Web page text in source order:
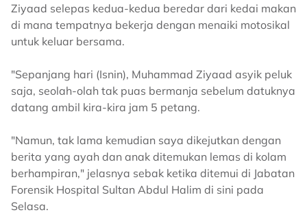
Ziyaad selepas kedua-kedua beredar dari kedai makan
di mana tempatnya bekerja dengan menaiki motosikal
untuk keluar bersama.
"Sepanjang hari (Isnin), Muhammad Ziyaad asyik peluk
saja, seolah-olah tak puas bermanja sebelum datuknya
datang ambil kira-kira jam 5 petang.
"Namun, tak lama kemudian saya dikejutkan dengan
berita yang ayah dan anak ditemukan lemas di kolam
berhampiran," jelasnya sebak ketika ditemui di Jabatan
Forensik Hospital Sultan Abdul Halim di sini pada
Selasa.